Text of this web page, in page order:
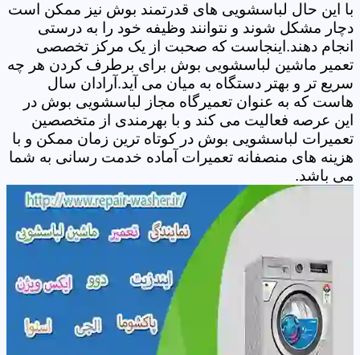
با این حال لباسشویی های قدرتمند بوش نیز ممکن است
دچار مشکل شوند و نتوانند وظیفه خود را به درستی
انجام دهند.اینجاست که صحبت از یک مرکز تخصصی
تعمیر ماشین لباسشویی بوش برای برطرف کردن هر چه
سریع تر و بهتر دستگاه به میان می آید.آرادان سال
هاست که به عنوان تعمیرگاه مجاز لباسشویی بوش در
این عرصه فعالیت می کند و با بهرمندی از متخصصین
تعمیرات لباسشویی بوش در کوتاه ترین زمان ممکن و با
هزینه های منصفانه تعمیرات آماده خدمت رسانی به شما
می باشد.